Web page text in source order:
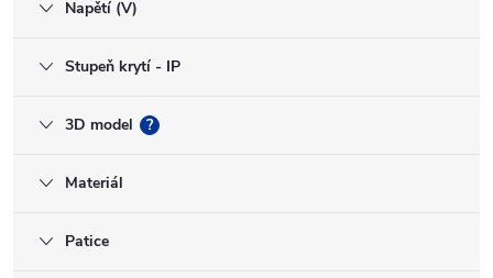
Napětí (V)
Stupeň krytí - IP
3D model ?
Materiál
Patice